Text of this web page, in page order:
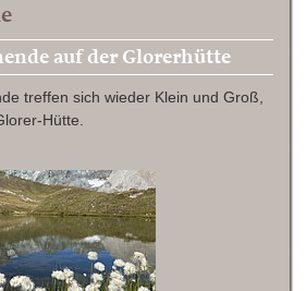
auf der Glorerhütte
treffen sich wieder Klein und Groß,
Hütte.